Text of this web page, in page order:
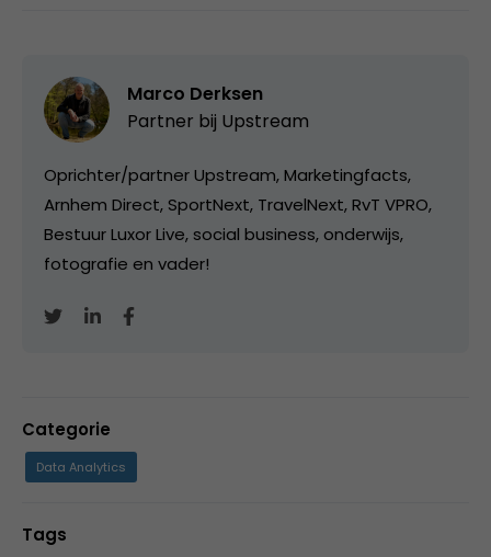
Marco Derksen
Partner bij Upstream
Oprichter/partner Upstream, Marketingfacts,
Arnhem Direct, SportNext, TravelNext, RvT VPRO,
Bestuur Luxor Live, social business, onderwijs,
fotografie en vader!
Categorie
Data Analytics
Tags